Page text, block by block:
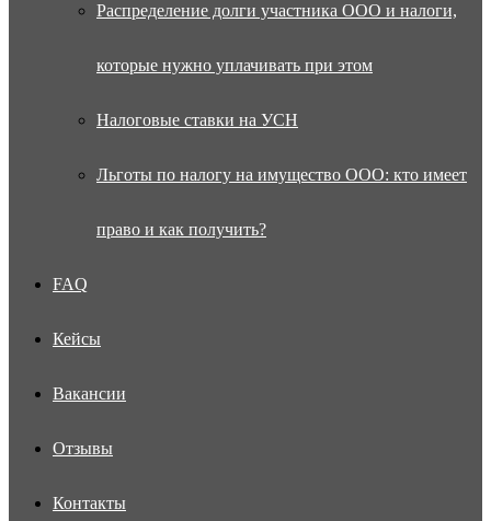
Распределение долги участника ООО и налоги,
которые нужно уплачивать при этом
Налоговые ставки на УСН
Льготы по налогу на имущество ООО: кто имеет
право и как получить?
FAQ
Кейсы
Вакансии
Отзывы
Контакты